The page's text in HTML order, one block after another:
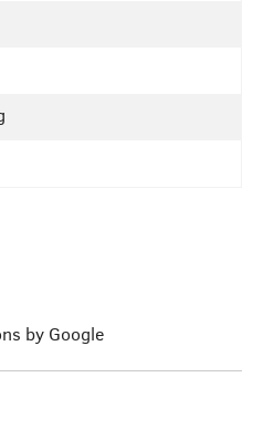
by Google